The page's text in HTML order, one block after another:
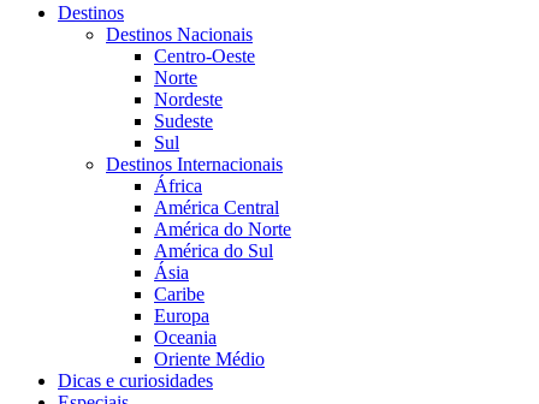
Destinos
Destinos Nacionais
Centro-Oeste
Norte
Nordeste
Sudeste
Sul
Destinos Internacionais
África
América Central
América do Norte
América do Sul
Ásia
Caribe
Europa
Oceania
Oriente Médio
Dicas e curiosidades